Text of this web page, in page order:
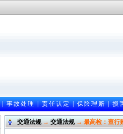
|事故处理|责任认定|保险理赔|损
交通法规→交通法规→ 最高检：查行